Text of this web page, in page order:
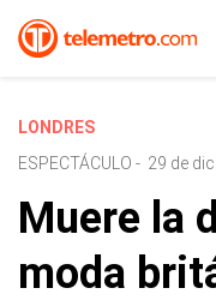
LONDRES
ESPECTÁCULO - 29 de
Muere la
moda